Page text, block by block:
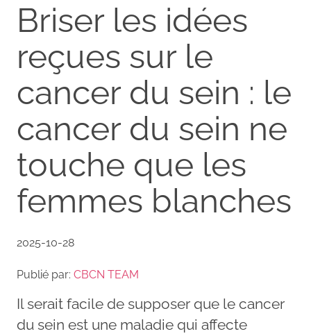
Briser les idées
reçues sur le
cancer du sein : le
cancer du sein ne
touche que les
femmes blanches
2025-10-28
Publié par: CBCN TEAM
Il serait facile de supposer que le cancer
du sein est une maladie qui affecte